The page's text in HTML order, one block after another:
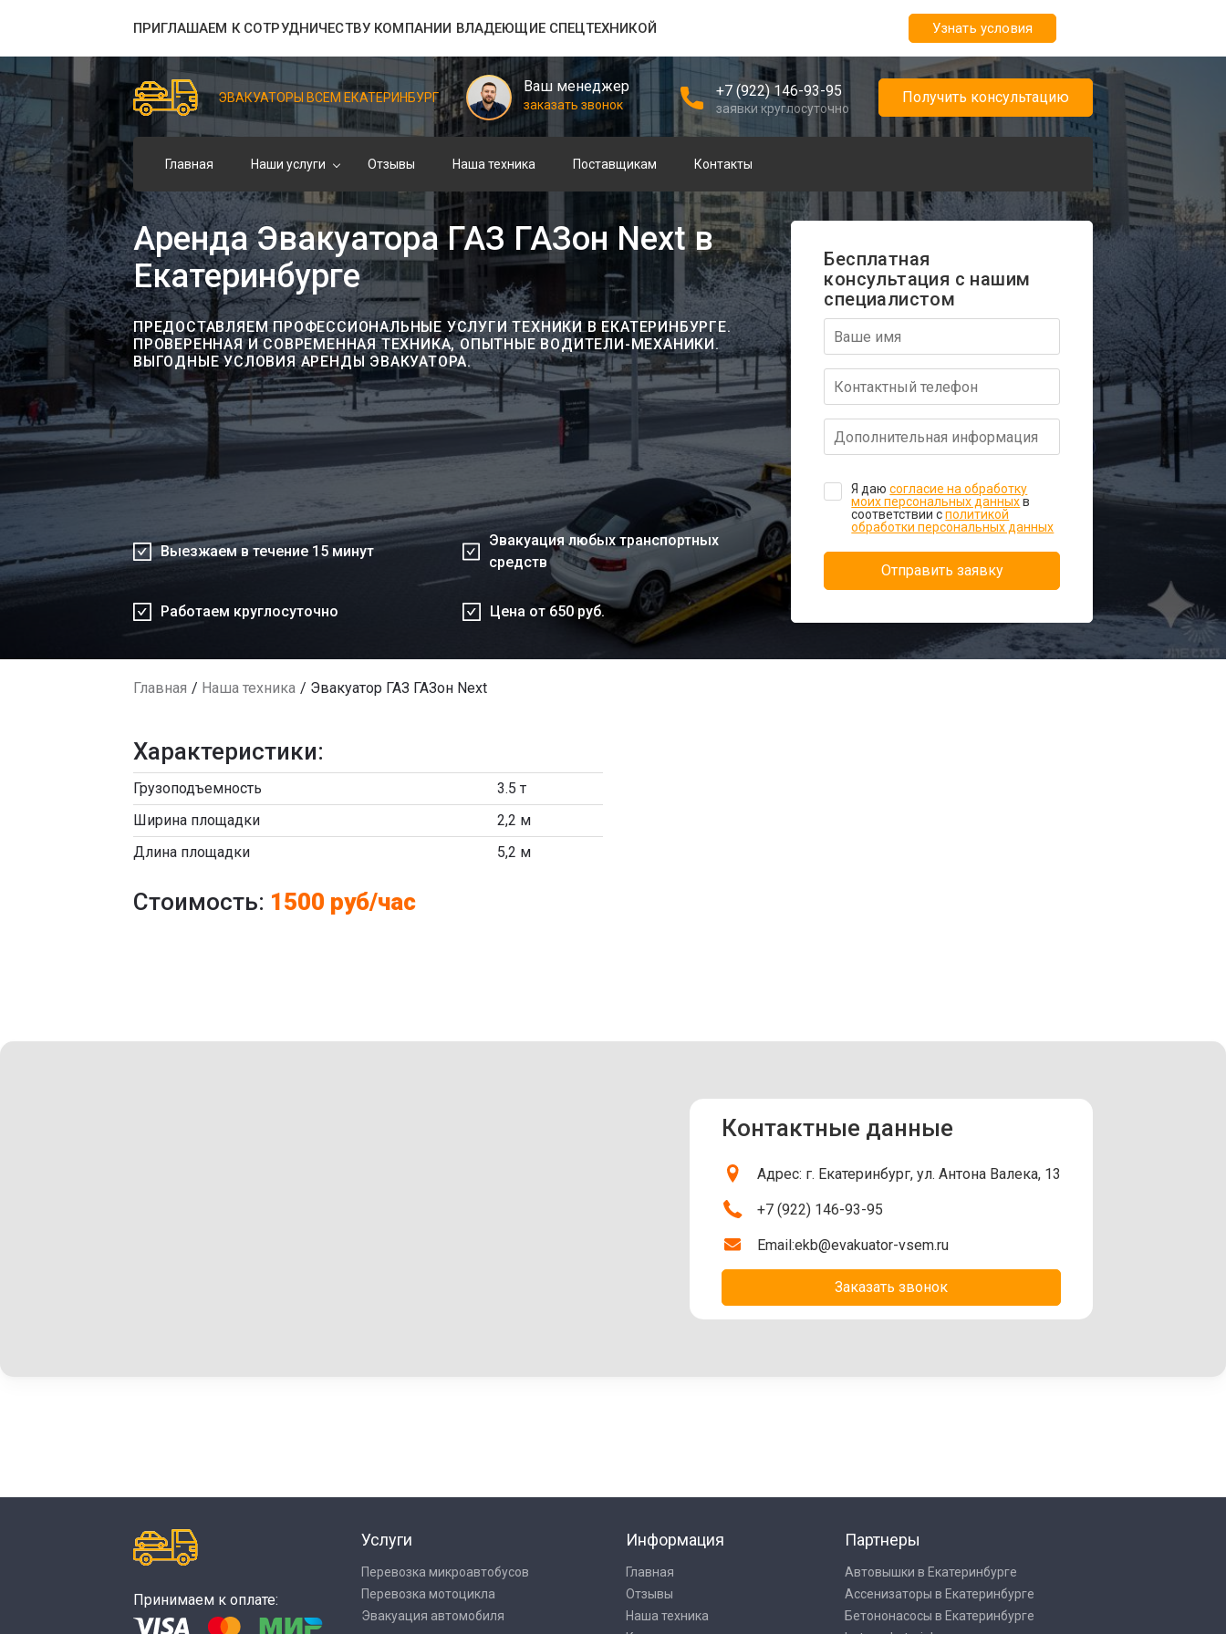
ПРИГЛАШАЕМ К СОТРУДНИЧЕСТВУ КОМПАНИИ ВЛАДЕЮЩИЕ СПЕЦТЕХНИКОЙ Узнать условия
ЭВАКУАТОРЫ ВСЕМ ЕКАТЕРИНБУРГ
Ваш менеджер
заказать звонок
+7 (922) 146-93-95
заявки круглосуточно
Получить консультацию
Главная Наши услуги Отзывы Наша техника Поставщикам Контакты
Аренда Эвакуатора ГАЗ ГАЗон Next в
Екатеринбурге
ПРЕДОСТАВЛЯЕМ ПРОФЕССИОНАЛЬНЫЕ УСЛУГИ ТЕХНИКИ В ЕКАТЕРИНБУРГЕ.
ПРОВЕРЕННАЯ И СОВРЕМЕННАЯ ТЕХНИКА, ОПЫТНЫЕ ВОДИТЕЛИ-МЕХАНИКИ.
ВЫГОДНЫЕ УСЛОВИЯ АРЕНДЫ ЭВАКУАТОРА.
Выезжаем в течение 15 минут
Эвакуация любых транспортных
средств
Работаем круглосуточно Цена от 650 руб.
Бесплатная
консультация с нашим
специалистом
Я даюсогласие на обработку
моих персональных данныхв
соответствии сполитикой
обработки персональных данных
Отправить заявку
Главная Наша техника Эвакуатор ГАЗ ГАЗон Next
Характеристики:
Грузоподъемность
3.5 т
Ширина площадки
2,2 м
Длина площадки
5,2 м
Стоимость: 1500 руб/час
Контактные данные
Адрес: г. Екатеринбург, ул. Антона Валека, 13
+7 (922) 146-93-95
Email:ekb@evakuator-vsem.ru
Заказать звонок
Принимаем к оплате:
Услуги
Перевозка микроавтобусов
Перевозка мотоцикла
Эвакуация автомобиля
Информация
Главная
Отзывы
Наша техника
Партнеры
Автовышки в Екатеринбурге
Ассенизаторы в Екатеринбурге
Бетононасосы в Екатеринбурге